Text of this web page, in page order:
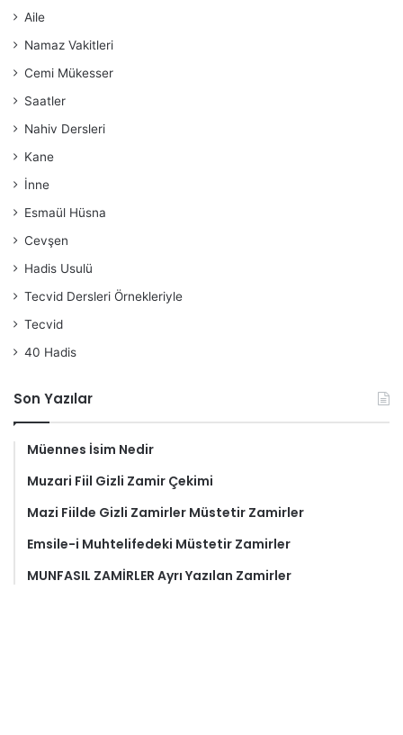
Aile
Namaz Vakitleri
Cemi Mükesser
Saatler
Nahiv Dersleri
Kane
İnne
Esmaül Hüsna
Cevşen
Hadis Usulü
Tecvid Dersleri Örnekleriyle
Tecvid
40 Hadis
Son Yazılar
Müennes İsim Nedir
Muzari Fiil Gizli Zamir Çekimi
Mazi Fiilde Gizli Zamirler Müstetir Zamirler
Emsile-i Muhtelifedeki Müstetir Zamirler
MUNFASIL ZAMİRLER Ayrı Yazılan Zamirler